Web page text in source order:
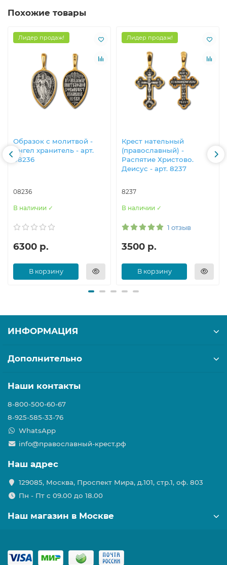
Похожие товары
Лидер продаж!
Образок с молитвой -
Ангел хранитель - арт.
08236
08236
В наличии ✓
6300 р.
В корзину
Лидер продаж!
Крест нательный
(православный) -
Распятие Христово.
Деисус - арт. 8237
8237
В наличии ✓
1 отзыв
3500 р.
В корзину
ИНФОРМАЦИЯ
Дополнительно
Наши контакты
8-800-500-60-67
8-925-585-33-76
WhatsApp
info@православный-крест.рф
Наш адрес
129085, Москва, Проспект Мира, д.101, стр.1, оф. 803
Пн - Пт с 09.00 до 18.00
Наш магазин в Москве